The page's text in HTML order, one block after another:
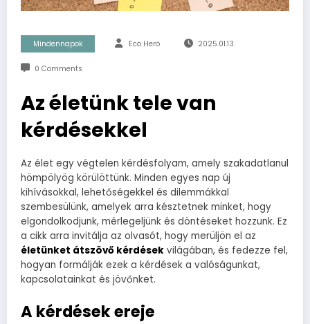
Mindennapok Eco Hero 2025.01.13.
0 Comments
Az életünk tele van
kérdésekkel
Az élet egy végtelen kérdésfolyam, amely szakadatlanul
hömpölyög körülöttünk. Minden egyes nap új
kihívásokkal, lehetőségekkel és dilemmákkal
szembesülünk, amelyek arra késztetnek minket, hogy
elgondolkodjunk, mérlegeljünk és döntéseket hozzunk. Ez
a cikk arra invitálja az olvasót, hogy merüljön el az
életünket átszövő kérdések világában, és fedezze fel,
hogyan formálják ezek a kérdések a valóságunkat,
kapcsolatainkat és jövőnket.
A kérdések ereje